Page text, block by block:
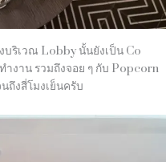
ริเวณ Lobby นั้นยังเป็น Co
งาน รวมถึงจอย ๆ กับ Popcorn
ถึงสี่โมงเย็นครับ